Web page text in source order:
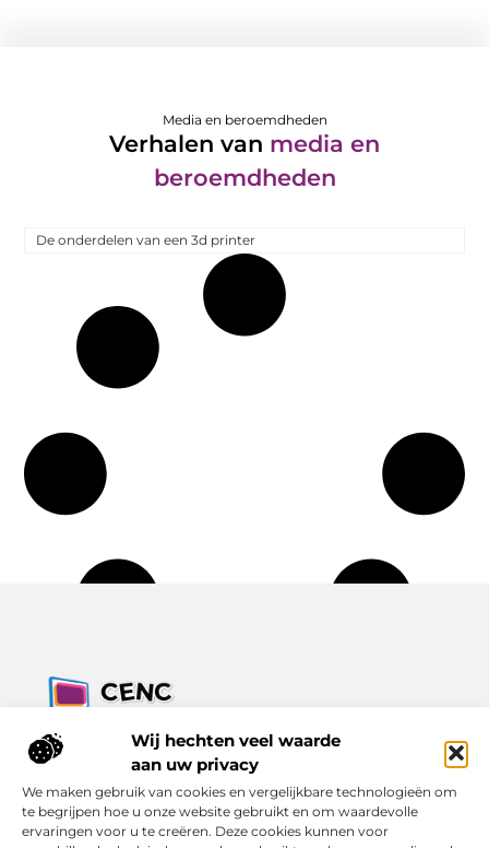
Wij hechten veel waarde
aan uw privacy
We maken gebruik van cookies en vergelijkbare technologieën om
te begrijpen hoe u onze website gebruikt en om waardevolle
ervaringen voor u te creëren. Deze cookies kunnen voor
Media en beroemdheden
Verhalen van media en
beroemdheden
De onderdelen van een 3d printer
Jouw bron voor inzichten, tips en nieuws uit de digitale
Ontdek alles wat je moet weten over het dagelijks leven, met
een focus op praktische adviezen en actuele trends.
Bericht categorie